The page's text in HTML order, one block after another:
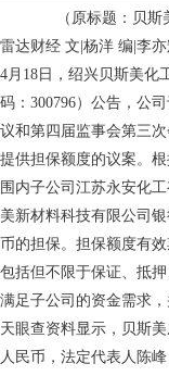
（原标题：贝
雷达财经 文|杨洋 编|李
4月18日，绍兴贝斯美化
码：300796）公告，公
议和第四届监事会第三
提供担保额度的议案。
围内子公司江苏永安化
美新材料科技有限公司
币的担保。担保额度有
包括但不限于保证、抵
满足子公司的资金需求，
天眼查资料显示，贝斯美
人民币，法定代表人陈